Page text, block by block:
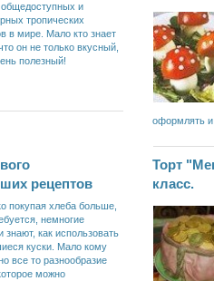
и
тропических
в мире. Мало кто знает
он не только вкусный,
полезный!
оформлять
рецептов
покупая хлеба больше,
немногие
знают, как использовать
куски. Мало кому
все то разнообразие
можно
Торт
класс.